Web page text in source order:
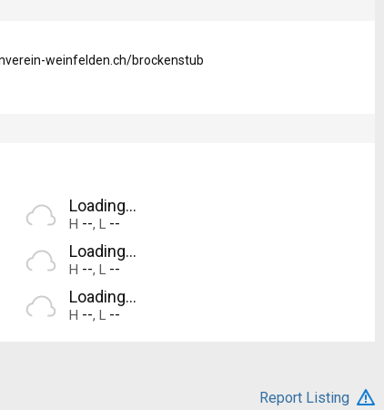
weinfelden.ch/brockenstub
Loading...
H --, L --
Loading...
H --, L --
Loading...
H --, L --
Report Listing